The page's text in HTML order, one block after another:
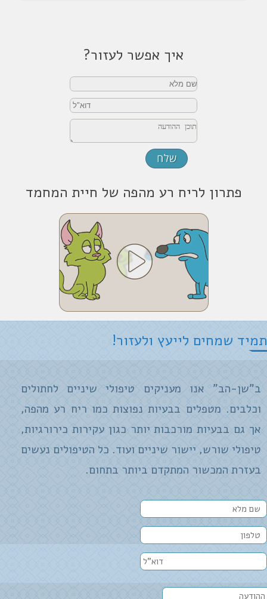
איך אפשר לעזור?
פתרון לריח רע מהפה של חיית המחמד
תמיד שמחים לייעץ ולעזור!
ב"שן-הב" אנו מעניקים טיפולי שיניים לחתולים
וכלבים. מטפלים בבעיות נפוצות כמו ריח רע מהפה,
אך גם בבעיות מורכבות יותר כגון עקירות כירורגיות,
טיפולי שורש, יישור שיניים ועוד. כל הטיפולים נעשים
בעזרת המכשור המתקדם ביותר בתחום.